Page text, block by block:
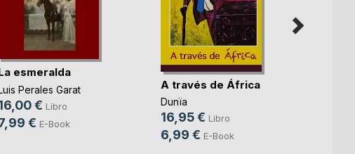
esmeralda
Perales Garat
€ Libro
€ E-Book
A través de África
Dunïa
16,95 € Libro
6,99 € E-Book